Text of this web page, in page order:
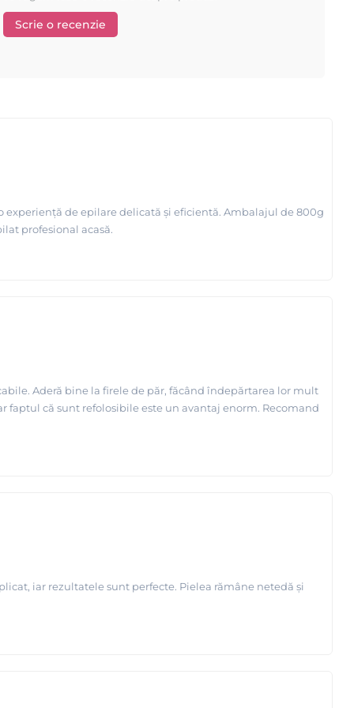
Scrie o recenzie
experiență de epilare delicată și eficientă. Ambalajul de 800g
profesional acasă.
Aderă bine la firele de păr, făcând îndepărtarea lor mult
că sunt refolosibile este un avantaj enorm. Recomand
iar rezultatele sunt perfecte. Pielea rămâne netedă și